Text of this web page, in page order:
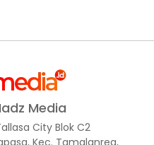
Media
City Blok C2
Kec. Tamalanrea,